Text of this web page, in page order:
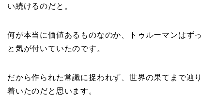
い続けるのだと。
何が本当に価値あるものなのか、トゥルーマンはずっ
と気が付いていたのです。
だから作られた常識に捉われず、世界の果てまで辿り
着いたのだと思います。